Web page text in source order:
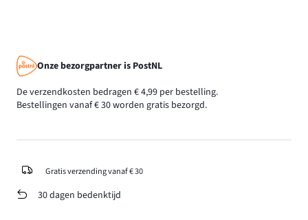
Onze bezorgpartner is PostNL
De verzendkosten bedragen € 4,99 per bestelling.
Bestellingen vanaf € 30 worden gratis bezorgd.
Gratis verzending vanaf € 30
30 dagen bedenktijd